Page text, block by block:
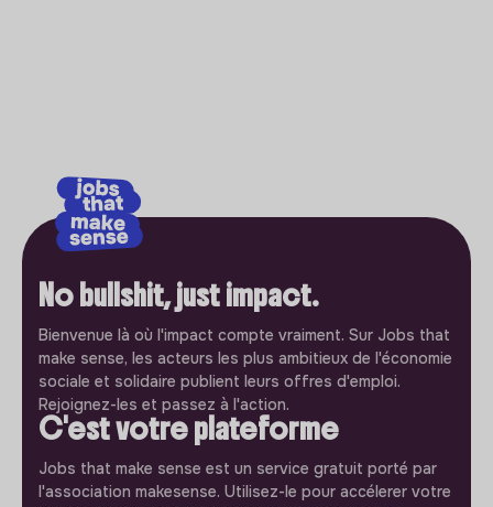
No bullshit, just impact.
Bienvenue là où l'impact compte vraiment. Sur Jobs that
make sense, les acteurs les plus ambitieux de l'économie
sociale et solidaire publient leurs offres d'emploi.
Rejoignez-les et passez à l'action.
C'est votre plateforme
Jobs that make sense est un service gratuit porté par
l'association makesense. Utilisez-le pour accélerer votre